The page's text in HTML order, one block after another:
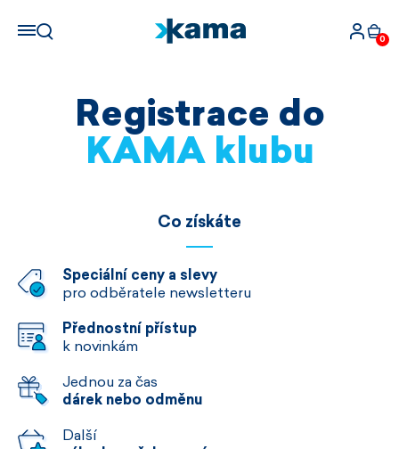
0
Registrace do
KAMA klubu
Co získáte
Speciální ceny a slevy
pro odběratele newsletteru
Přednostní přístup
k novinkám
Jednou za čas
dárek nebo odměnu
Další